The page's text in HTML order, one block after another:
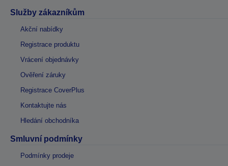
Služby zákazníkům
Akční nabídky
Registrace produktu
Vrácení objednávky
Ověření záruky
Registrace CoverPlus
Kontaktujte nás
Hledání obchodníka
Smluvní podmínky
Podmínky prodeje